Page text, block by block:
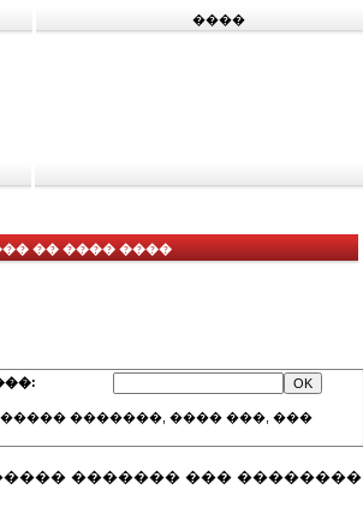
����
�� ���� ����
�������, ���� ���, ���
������� ��� ��������